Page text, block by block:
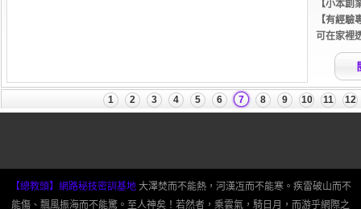
【總教頭】網路秘技密訓基地大澤焚而不能熱，河漢冱而不能寒。疾雷破山而不